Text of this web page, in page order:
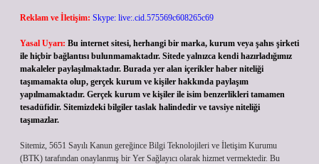
Reklam ve İletişim: Skype: live:.cid.575569c608265c69
Yasal Uyarı: Bu internet sitesi, herhangi bir marka, kurum veya şahıs şirketi
ile hiçbir bağlantısı bulunmamaktadır. Sitede yalnızca kendi hazırladığımız
makaleler paylaşılmaktadır. Burada yer alan içerikler haber niteliği
taşımamakta olup, gerçek kurum ve kişiler hakkında paylaşım
yapılmamaktadır. Gerçek kurum ve kişiler ile isim benzerlikleri tamamen
tesadüfidir. Sitemizdeki bilgiler taslak halindedir ve tavsiye niteliği
taşımazlar.
Sitemiz, 5651 Sayılı Kanun gereğince Bilgi Teknolojileri ve İletişim Kurumu
(BTK) tarafından onaylanmış bir Yer Sağlayıcı olarak hizmet vermektedir. Bu